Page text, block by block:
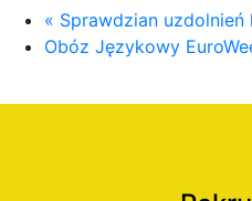
« Sprawdzian
Obóz Językowy